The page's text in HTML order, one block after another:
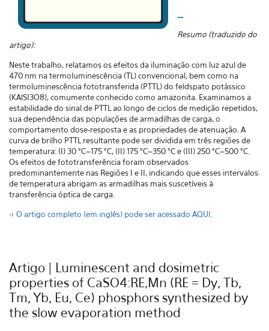
--
Resumo (traduzido do
artigo):
Neste trabalho, relatamos os efeitos da iluminação com luz azul de
470 nm na termoluminescência (TL) convencional, bem como na
termoluminescência fototransferida (PTTL) do feldspato potássico
(KAlSI3O8), comumente conhecido como amazonita. Examinamos a
estabilidade do sinal de PTTL ao longo de ciclos de medição repetidos,
sua dependência das populações de armadilhas de carga, o
comportamento dose-resposta e as propriedades de atenuação. A
curva de brilho PTTL resultante pode ser dividida em três regiões de
temperatura: (I) 30 °C–175 °C, (II) 175 °C–350 °C e (III) 250 °C–500 °C.
Os efeitos de fototransferência foram observados
predominantemente nas Regiões I e II, indicando que esses intervalos
de temperatura abrigam as armadilhas mais suscetíveis à
transferência óptica de carga.
-> O artigo completo (em inglês) pode ser acessado AQUI.
Artigo | Luminescent and dosimetric
properties of CaSO4:RE,Mn (RE = Dy, Tb,
Tm, Yb, Eu, Ce) phosphors synthesized by
the slow evaporation method